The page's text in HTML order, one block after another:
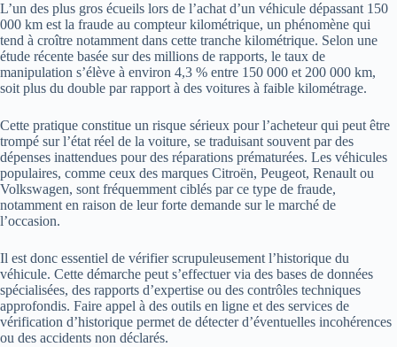
L’un des plus gros écueils lors de l’achat d’un véhicule dépassant 150
000 km est la fraude au compteur kilométrique, un phénomène qui
tend à croître notamment dans cette tranche kilométrique. Selon une
étude récente basée sur des millions de rapports, le taux de
manipulation s’élève à environ 4,3 % entre 150 000 et 200 000 km,
soit plus du double par rapport à des voitures à faible kilométrage.
Cette pratique constitue un risque sérieux pour l’acheteur qui peut être
trompé sur l’état réel de la voiture, se traduisant souvent par des
dépenses inattendues pour des réparations prématurées. Les véhicules
populaires, comme ceux des marques Citroën, Peugeot, Renault ou
Volkswagen, sont fréquemment ciblés par ce type de fraude,
notamment en raison de leur forte demande sur le marché de
l’occasion.
Il est donc essentiel de vérifier scrupuleusement l’historique du
véhicule. Cette démarche peut s’effectuer via des bases de données
spécialisées, des rapports d’expertise ou des contrôles techniques
approfondis. Faire appel à des outils en ligne et des services de
vérification d’historique permet de détecter d’éventuelles incohérences
ou des accidents non déclarés.